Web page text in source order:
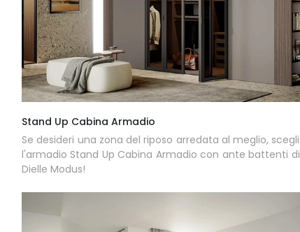
Stand Up Cabina Armadio
Se desideri una zona del riposo arredata al meglio, scegli
l'armadio Stand Up Cabina Armadio con ante battenti di
Dielle Modus!